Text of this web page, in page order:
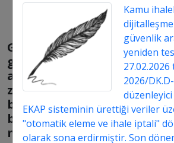
Gerçekleştirme
görevlisi
aynı
zamanda
başka
birimde
muhasebe
Kamu
güvenlik
yeniden
2026/DK.D-
EKAP sisteminin ürettiği veriler
"otomatik eleme ve ihale iptali"
olarak sona erdirmiştir. Son